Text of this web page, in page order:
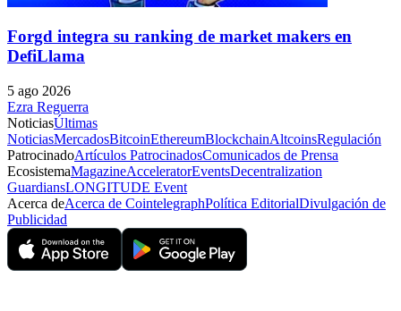
Forgd integra su ranking de market makers en
DefiLlama
5 ago 2026
Ezra Reguerra
NoticiasÚltimas
NoticiasMercadosBitcoinEthereumBlockchainAltcoinsRegulación
PatrocinadoArtículos PatrocinadosComunicados de Prensa
EcosistemaMagazineAcceleratorEventsDecentralization
GuardiansLONGITUDE Event
Acerca deAcerca de CointelegraphPolítica EditorialDivulgación de
Publicidad